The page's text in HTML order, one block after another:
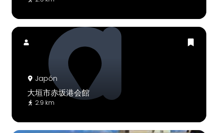
Japón
大垣市赤坂港会館
2.9 km